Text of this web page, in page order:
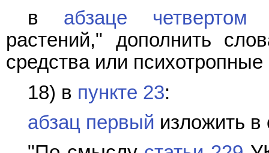
в абзаце четвертом
растений," дополнить
средства или
18) в пункте 23:
абзац первый изложить